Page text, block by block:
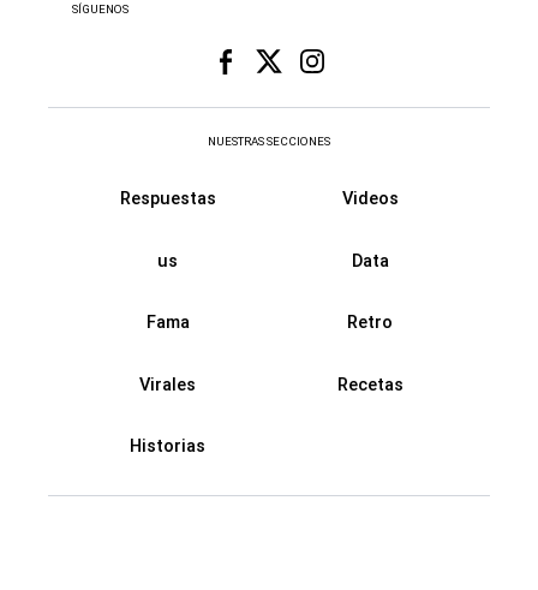
SÍGUENOS
NUESTRAS SECCIONES
Respuestas Videos
us Data
Fama Retro
Virales Recetas
Historias